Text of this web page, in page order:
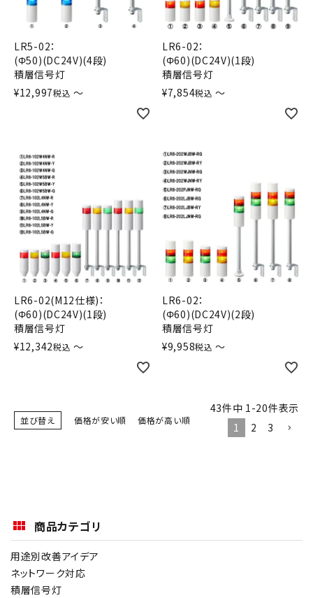
LR5-02：
(Φ50)(DC24V)(4段)
積層信号灯
¥12,997税込 〜
LR6-02：
(Φ60)(DC24V)(1段)
積層信号灯
¥7,854税込 〜
LR6-02(M12仕様)：
(Φ60)(DC24V)(1段)
積層信号灯
¥12,342税込 〜
LR6-02：
(Φ60)(DC24V)(2段)
積層信号灯
¥9,958税込 〜
並び替え 価格が安い順 価格が高い順
43件中 1 -20件表示
1
2 3
商品カテゴリ
用途別改善アイデア
ネットワーク対応
積層信号灯